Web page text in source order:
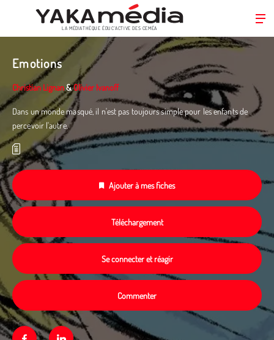
principal
LA MÉDIATHÈQUE ÉDUC’ACTIVE DES CEMÉA
Emotions
Christian Lignan&Olivier Ivanoff
Dans un monde masqué, il n'est pas toujours simple pour les enfants de
percevoir l'autre.
Ajouter à mes fiches
Téléchargement
Se connecter et réagir
Commenter